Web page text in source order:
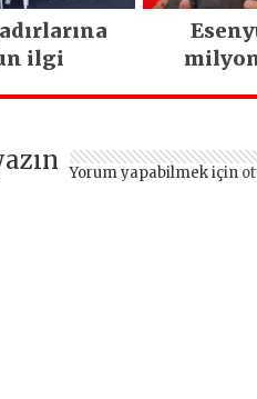
ilgi
Yorum yapabilmek için